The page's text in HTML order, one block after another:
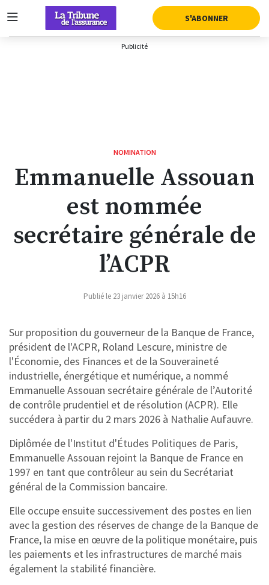
S'ABONNER
AFFICHER LA SUITE DU MENU
NOMINATION
Emmanuelle Assouan
est nommée
secrétaire générale de
l’ACPR
Publié le 23 janvier 2026 à 15h16
Sur proposition du gouverneur de la Banque de France,
président de l'ACPR, Roland Lescure, ministre de
l'Économie, des Finances et de la Souveraineté
industrielle, énergétique et numérique, a nommé
Emmanuelle Assouan secrétaire générale de l’Autorité
de contrôle prudentiel et de résolution (ACPR). Elle
succédera à partir du 2 mars 2026 à Nathalie Aufauvre.
Diplômée de l'Institut d'Études Politiques de Paris,
Emmanuelle Assouan rejoint la Banque de France en
1997 en tant que contrôleur au sein du Secrétariat
général de la Commission bancaire.
Elle occupe ensuite successivement des postes en lien
avec la gestion des réserves de change de la Banque de
France, la mise en œuvre de la politique monétaire, puis
les paiements et les infrastructures de marché mais
également la stabilité financière.